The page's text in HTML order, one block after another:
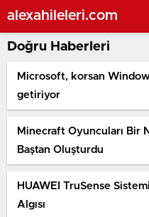
alexahileleri.com
Doğru Haberleri
Microsoft, korsan
getiriyor
Minecraft Oyuncuları Bir
Baştan Oluşturdu
HUAWEI TruSense
Algısı